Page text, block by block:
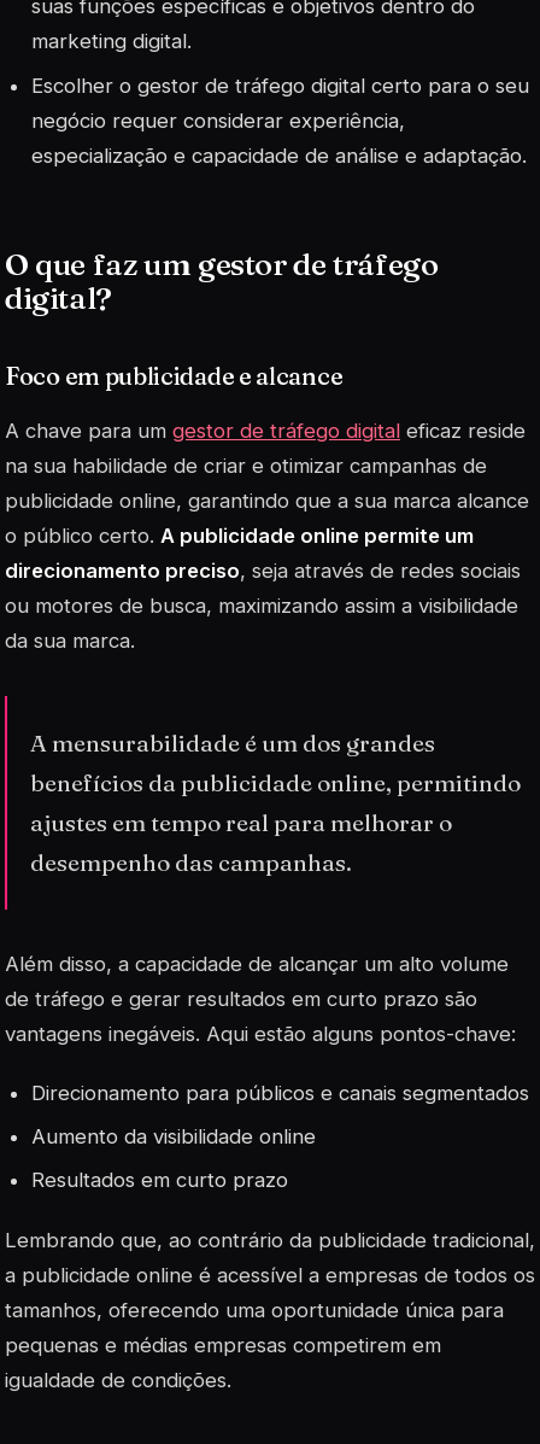
suas funções específicas e objetivos dentro do
marketing digital.
Escolher o gestor de tráfego digital certo para o seu
negócio requer considerar experiência,
especialização e capacidade de análise e adaptação.
O que faz um gestor de tráfego
digital?
Foco em publicidade e alcance
A chave para um gestor de tráfego digital eficaz reside
na sua habilidade de criar e otimizar campanhas de
publicidade online, garantindo que a sua marca alcance
o público certo. A publicidade online permite um
direcionamento preciso, seja através de redes sociais
ou motores de busca, maximizando assim a visibilidade
da sua marca.
A mensurabilidade é um dos grandes
benefícios da publicidade online, permitindo
ajustes em tempo real para melhorar o
desempenho das campanhas.
Além disso, a capacidade de alcançar um alto volume
de tráfego e gerar resultados em curto prazo são
vantagens inegáveis. Aqui estão alguns pontos-chave:
Direcionamento para públicos e canais segmentados
Aumento da visibilidade online
Resultados em curto prazo
Lembrando que, ao contrário da publicidade tradicional,
a publicidade online é acessível a empresas de todos os
tamanhos, oferecendo uma oportunidade única para
pequenas e médias empresas competirem em
igualdade de condições.